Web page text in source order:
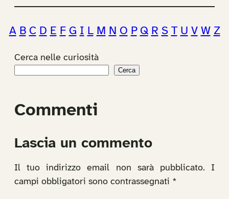
A B C D E F G I L M N O P Q R S T U V W Z
Cerca nelle curiosità
Cerca
Commenti
Lascia un commento
Il tuo indirizzo email non sarà pubblicato.
I
campi obbligatori sono contrassegnati *